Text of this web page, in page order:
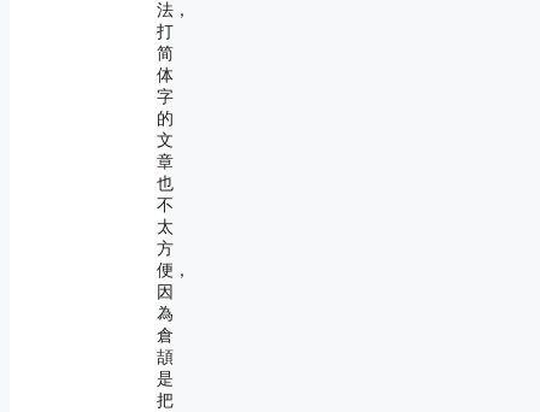
法，
打
简
体
字
的
文
章
也
不
太
方
便，
因
為
倉
頡
是
把